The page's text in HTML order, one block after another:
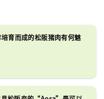
育而成的松阪猪肉有何魅